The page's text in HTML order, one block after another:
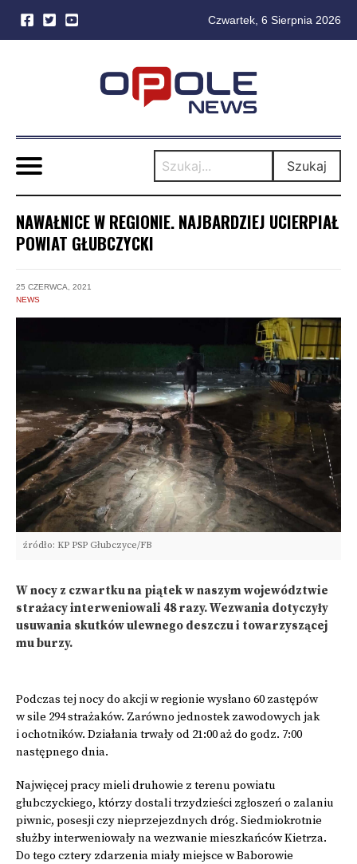
Czwartek, 6 Sierpnia 2026
Szukaj
NAWAŁNICE W REGIONIE. NAJBARDZIEJ UCIERPIAŁ
POWIAT GŁUBCZYCKI
25 CZERWCA, 2021
NEWS
źródło: KP PSP Głubczyce/FB
W nocy z czwartku na piątek w naszym województwie
strażacy interweniowali 48 razy. Wezwania dotyczyły
usuwania skutków ulewnego deszczu i towarzyszącej
mu burzy.
Podczas tej nocy do akcji w regionie wysłano 60 zastępów
w sile 294 strażaków. Zarówno jednostek zawodowych jak
i ochotników. Działania trwały od 21:00 aż do godz. 7:00
następnego dnia.
Najwięcej pracy mieli druhowie z terenu powiatu
głubczyckiego, którzy dostali trzydzieści zgłoszeń o zalaniu
piwnic, posesji czy nieprzejezdnych dróg. Siedmiokrotnie
służby interweniowały na wezwanie mieszkańców Kietrza.
Do tego cztery zdarzenia miały miejsce w Baborowie